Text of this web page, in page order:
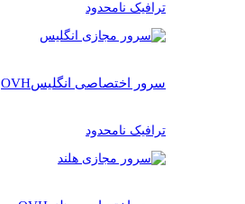
ترافیک نامحدود
سرور اختصاصی انگلیسOVH
ترافیک نامحدود